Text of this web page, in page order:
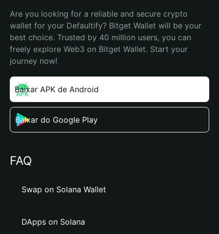
Are you looking for a reliable and secure crypto
wallet for your Defaultify? Bitget Wallet will be your
best choice. Trusted by 40 million users, you can
freely explore Web3 on Bitget Wallet. Start your
journey now!
Baixar APK de Android
Baixar do Google Play
FAQ
Swap on Solana Wallet
DApps on Solana